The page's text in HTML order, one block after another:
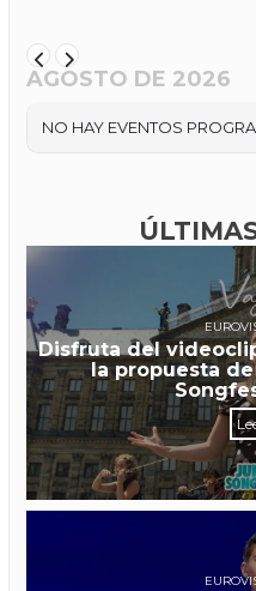
AGOSTO DE 2026
NO HAY EVENTOS
Disfruta del
la propuesta